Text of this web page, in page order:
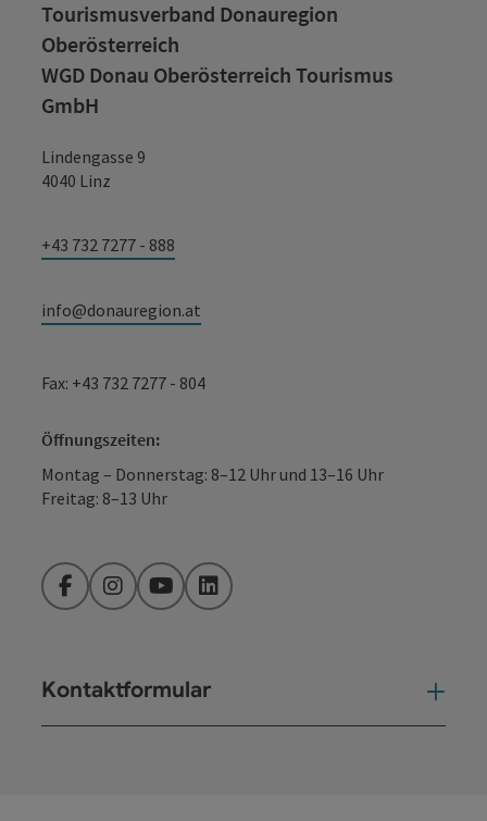
Tourismusverband Donauregion
Oberösterreich
WGD Donau Oberösterreich Tourismus
GmbH
Lindengasse 9
4040 Linz
+43 732 7277 - 888
info@donauregion.at
Fax: +43 732 7277 - 804
Öffnungszeiten:
Montag – Donnerstag: 8–12 Uhr und 13–16 Uhr
Freitag: 8–13 Uhr
FacebookInstagramYouTubeLinkedIn
Kontaktformular